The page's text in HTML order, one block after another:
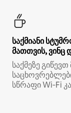
საქმიანი
მათთვის, ვინც
საქმეზე
სწრაფი Wi‑Fi